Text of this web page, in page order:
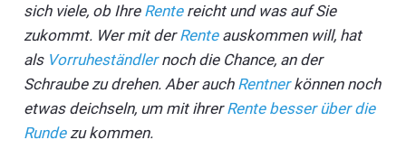
sich viele, ob Ihre Rentereicht und was auf Sie
zukommt. Wer mit derRenteauskommen will, hat
als Vorruheständlernoch die Chance, an der
Schraube zu drehen. Aber auch Rentnerkönnen noch
etwas deichseln, um mit ihrerRente besser über die
Rundezu kommen.